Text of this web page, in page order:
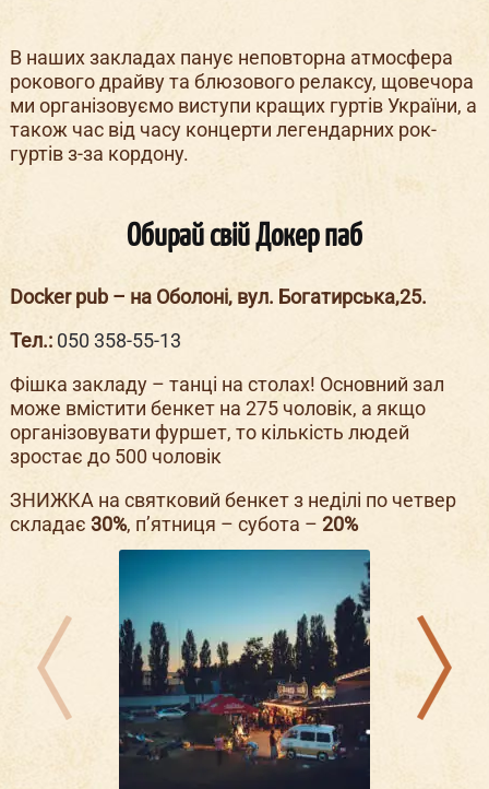
В наших закладах панує неповторна атмосфера
рокового драйву та блюзового релаксу, щовечора
ми організовуємо виступи кращих гуртів України, а
також час від часу концерти легендарних рок-
гуртів з-за кордону.
Обирай свій Докер паб
Docker pub – на Оболоні, вул. Богатирська,25.
Тел.: 050 358-55-13
Фішка закладу – танці на столах! Основний зал
може вмістити бенкет на 275 чоловік, а якщо
організовувати фуршет, то кількість людей
зростає до 500 чоловік
ЗНИЖКА на святковий бенкет з неділі по четвер
складає 30%, п’ятниця – субота – 20%